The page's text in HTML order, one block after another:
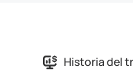
Historia del